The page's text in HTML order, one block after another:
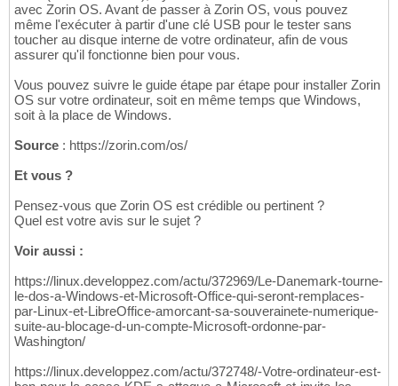
avec Zorin OS. Avant de passer à Zorin OS, vous pouvez
même l'exécuter à partir d'une clé USB pour le tester sans
toucher au disque interne de votre ordinateur, afin de vous
assurer qu'il fonctionne bien pour vous.
Vous pouvez suivre le guide étape par étape pour installer Zorin
OS sur votre ordinateur, soit en même temps que Windows,
soit à la place de Windows.
Source : https://zorin.com/os/
Et vous ?
Pensez-vous que Zorin OS est crédible ou pertinent ?
Quel est votre avis sur le sujet ?
Voir aussi :
https://linux.developpez.com/actu/372969/Le-Danemark-tourne-
le-dos-a-Windows-et-Microsoft-Office-qui-seront-remplaces-
par-Linux-et-LibreOffice-amorcant-sa-souverainete-numerique-
suite-au-blocage-d-un-compte-Microsoft-ordonne-par-
Washington/
https://linux.developpez.com/actu/372748/-Votre-ordinateur-est-